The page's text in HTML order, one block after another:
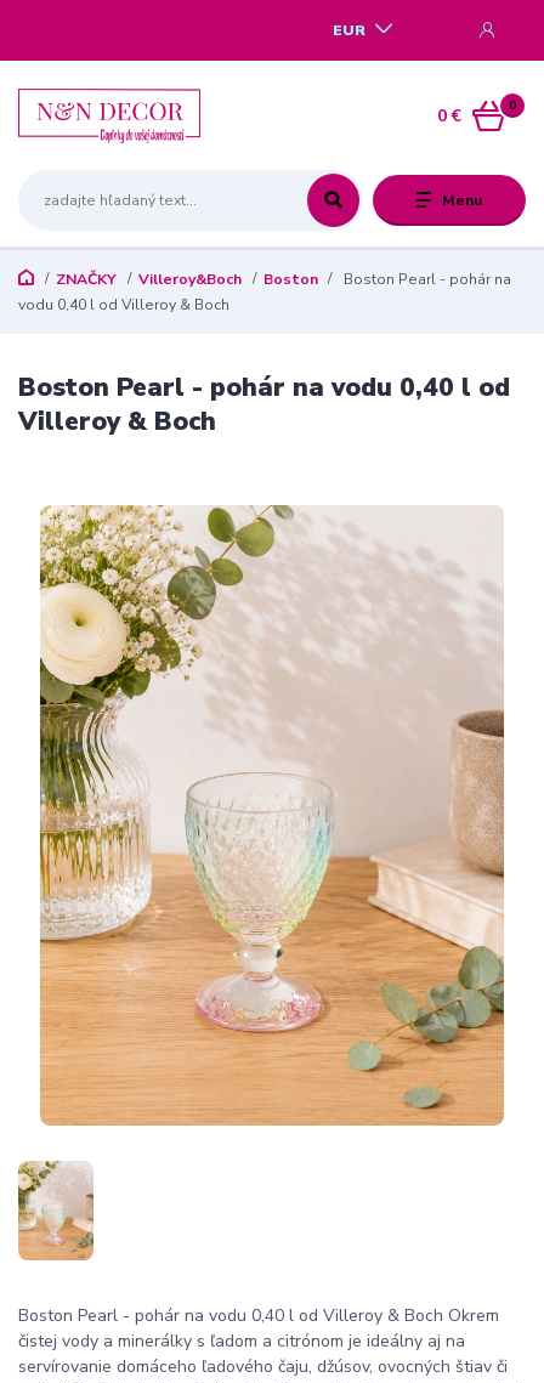
Menu
EUR
0
0 €
ZNAČKY Villeroy&Boch Boston
Boston Pearl - pohár na
vodu 0,40 l od Villeroy & Boch
Boston Pearl - pohár na vodu 0,40 l od
Villeroy & Boch
Boston Pearl - pohár na vodu 0,40 l od Villeroy & Boch Okrem
čistej vody a minerálky s ľadom a citrónom je ideálny aj na
servírovanie domáceho ľadového čaju, džúsov, ovocných štiav či